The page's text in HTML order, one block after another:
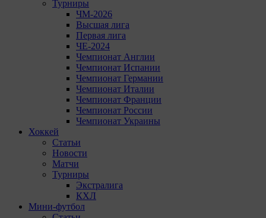
Турниры
ЧМ-2026
Высшая лига
Первая лига
ЧЕ-2024
Чемпионат Англии
Чемпионат Испании
Чемпионат Германии
Чемпионат Италии
Чемпионат Франции
Чемпионат России
Чемпионат Украины
Хоккей
Статьи
Новости
Матчи
Турниры
Экстралига
КХЛ
Мини-футбол